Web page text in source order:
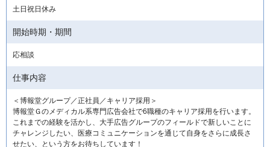
土日祝日休み
開始時期・期間
応相談
仕事内容
＜博報堂グループ／正社員／キャリア採用＞
博報堂Ｇのメディカル系専門広告会社で6職種のキャリア採用を行います。
これまでの経験を活かし、大手広告グループのフィールドで新しいことに
チャレンジしたい、医療コミュニケーションを通じて自身をさらに成長さ
せたい、という方をお待ちしています！